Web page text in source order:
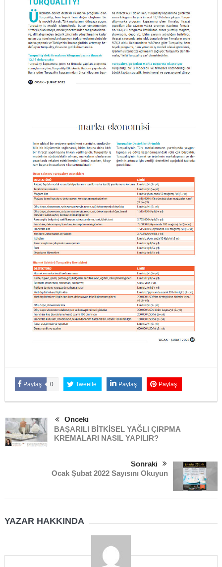
Paylaş 0 Tweetle Paylaş Paylaş
Önceki
BAŞARILI BİTKİSEL YAĞLI ÇIRPMA
KREMALARI NASIL YAPILIR?
Sonraki
Ocak Şubat 2022 Sayısını Okuyun
YAZAR HAKKINDA